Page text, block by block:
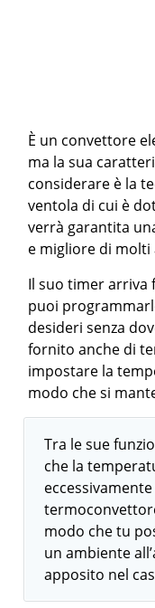
È un convettore
ma la sua
considerare è la
ventola di cui è
verrà garantita
e migliore di
Il suo timer arriva
puoi
desideri senza
fornito anche di
impostare la
modo che si
Tra le sue
che la
modo che tu
un ambiente
apposito nel